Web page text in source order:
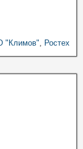
"Климов", Ростех